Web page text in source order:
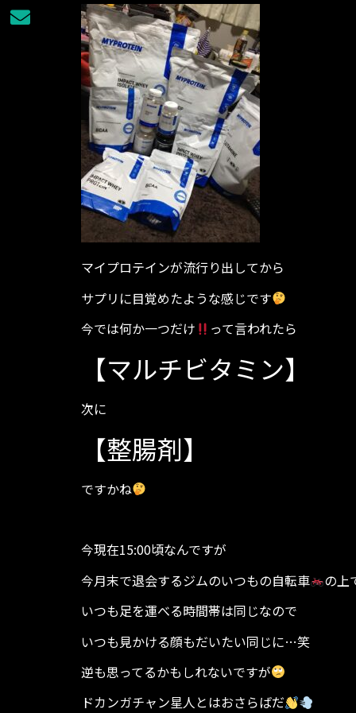
マイプロテインが流行り出してから
サプリに目覚めたような感じです
今では何か一つだけ
って言われたら
【マルチビタミン】
次に
【整腸剤】
ですかね
今現在15:00頃なんですが
今月末で退会するジムのいつもの自転車
の上
いつも足を運べる時間帯は同じなので
いつも見かける顔もだいたい同じに…笑
逆も思ってるかもしれないですが
ドカンガチャン星人とはおさらばだ